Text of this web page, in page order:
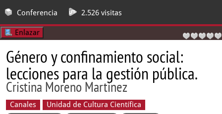
Conferencia 2.526 visitas
Enlazar
Género y confinamiento social:
lecciones para la gestión pública.
Cristina Moreno Martínez
Canales Unidad de Cultura Científica